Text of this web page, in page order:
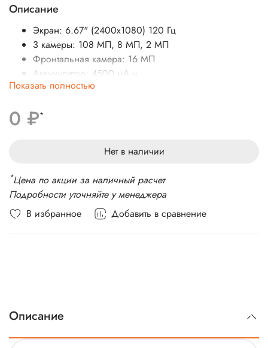
В избранное Добавить в сравнение
Описание
Экран: 6.67" (2400x1080) 120 Гц
3 камеры: 108 МП, 8 МП, 2 МП
Фронтальная камера: 16 МП
Аккумулятор: 4500 мА·ч
Процессор: MediaTek Dimensity 920
Операционная система: Android 11
инфракрасный порт (IRDA)
Стандарт связи: 2G, 3G, 4G LTE, 5G
Показать полностью
0 ₽*
Нет в наличии
*Цена по акции за наличный расчет
Подробности уточняйте у менеджера
Описание